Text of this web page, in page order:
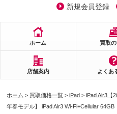
新規会員登録
ホーム 買取
店舗案内 よくあ
ホーム > 買取価格一覧 >iPad >iPad Air3【
年春モデル】 iPad Air3 Wi-Fi+Cellular